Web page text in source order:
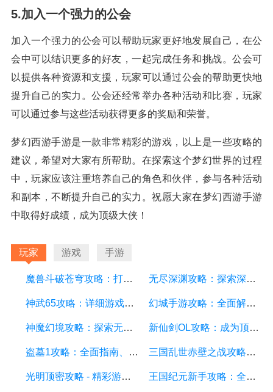
5.加入一个强力的公会
加入一个强力的公会可以帮助玩家更好地发展自己，在公
会中可以结识更多的好友，一起完成任务和挑战。公会可
以提供各种资源和支援，玩家可以通过公会的帮助更快地
提升自己的实力。公会还经常举办各种活动和比赛，玩家
可以通过参与这些活动获得更多的奖励和荣誉。
梦幻西游手游是一款非常精彩的游戏，以上是一些攻略的
建议，希望对大家有所帮助。在探索这个梦幻世界的过程
中，玩家应该注重培养自己的角色和伙伴，参与各种活动
和副本，不断提升自己的实力。祝愿大家在梦幻西游手游
中取得好成绩，成为顶级大侠！
玩家 游戏 手游
魔兽斗破苍穹攻略：打造最强战队、掌握绝世神技 无尽深渊攻略：探索深渊的秘密，成为最强战士
神武65攻略：详细游戏攻略方面的描述 幻城手游攻略：全面解析游戏技巧、装备选择和副本攻略
神魔幻境攻略：探索无尽的魔幻世界，成为顶尖玩家 新仙剑OL攻略：成为顶级仙侠大侠的秘诀与技巧
盗墓1攻略：全面指南、秘籍和技巧 三国乱世赤壁之战攻略：详细游戏攻略方面的描述
光明顶密攻略 - 精彩游戏攻略分享，助你征服光明顶的挑战 王国纪元新手攻略：全面解析游戏基础、升级策略和资源管理